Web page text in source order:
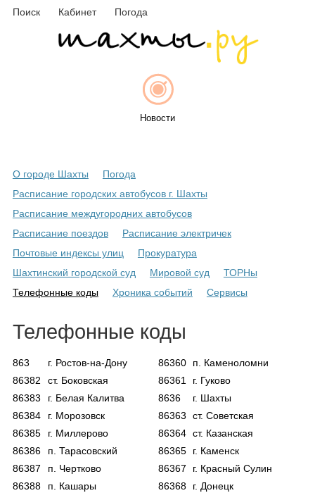
Поиск Кабинет Погода
Новости
Объявления
Инфо
Гороскоп
О городе Шахты
Погода
Расписание городских автобусов г. Шахты
Расписание междугородних автобусов
Расписание поездов
Расписание электричек
Почтовые индексы улиц
Прокуратура
Шахтинский городской суд
Мировой суд
ТОРНы
Телефонные коды
Хроника событий Сервисы
Телефонные коды
863
86382
86383
86384
86385
86386
86387
86388
г. Ростов-на-Дону
ст. Боковская
г. Белая Калитва
г. Морозовск
г. Миллерово
п. Тарасовский
п. Чертково
п. Кашары
86360
86361
8636
86363
86364
86365
86367
86368
п. Каменоломни
г. Гуково
г. Шахты
ст. Советская
ст. Казанская
г. Каменск
г. Красный Сулин
г. Донецк